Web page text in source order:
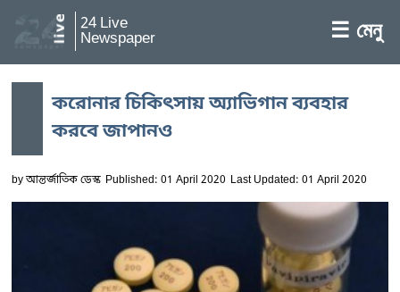
24 Live
Newspaper ☰ মেনু
করোনার চিকিৎসায় অ্যাভিগান ব্যবহার
করবে জাপানও
byআন্তর্জাতিক ডেস্ক Published: 01 April 2020 Last Updated: 01 April 2020